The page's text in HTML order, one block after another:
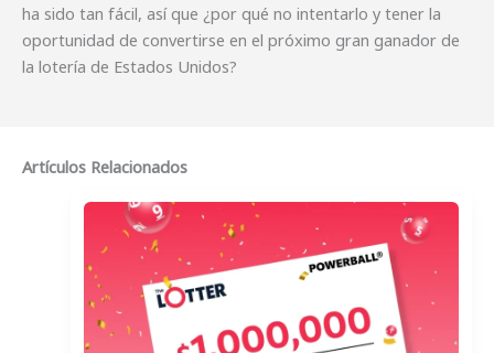
ha sido tan fácil, así que ¿por qué no intentarlo y tener la
oportunidad de convertirse en el próximo gran ganador de
la lotería de Estados Unidos?
Artículos Relacionados